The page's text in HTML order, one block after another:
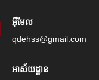
អ៊ីមែល
qdehss@gmail.com
អាស័យដ្ឋាន